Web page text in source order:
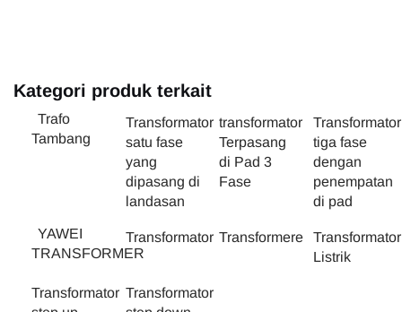
Kategori produk terkait
Trafo
Tambang
Transformator
satu fase
yang
dipasang di
landasan
transformator
Terpasang
di Pad 3
Fase
Transformator
tiga fase
dengan
penempatan
di pad
YAWEI
TRANSFORMER
Transformator Transformere
Transformator
Listrik
Transformator Transformator